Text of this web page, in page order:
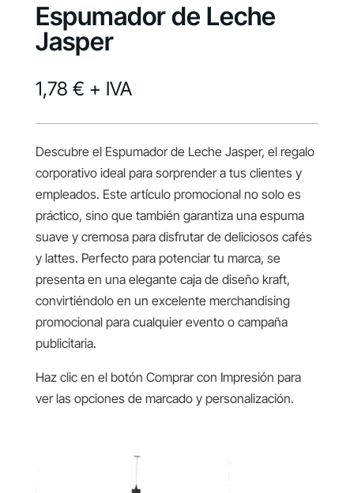
Espumador de Leche
Jasper
1,78 € + IVA
Descubre el Espumador de Leche Jasper, el regalo
corporativo ideal para sorprender a tus clientes y
empleados. Este artículo promocional no solo es
práctico, sino que también garantiza una espuma
suave y cremosa para disfrutar de deliciosos cafés
y lattes. Perfecto para potenciar tu marca, se
presenta en una elegante caja de diseño kraft,
convirtiéndolo en un excelente merchandising
promocional para cualquier evento o campaña
publicitaria.
Haz clic en el botón Comprar con Impresión para
ver las opciones de marcado y personalización.